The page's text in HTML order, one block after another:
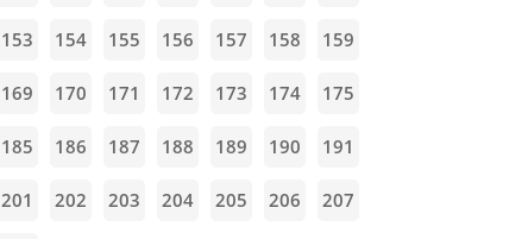
153 154 155 156 157 158 159
169 170 171 172 173 174 175
185 186 187 188 189 190 191
201 202 203 204 205 206 207